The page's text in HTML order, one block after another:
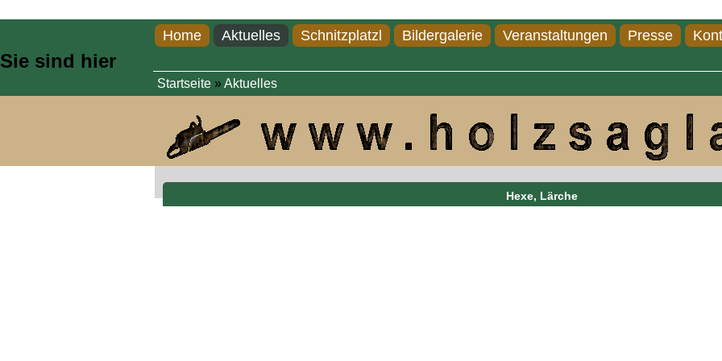
Home Aktuelles Schnitzplatzl Bildergalerie Veranstaltungen Presse
Sie sind hier
Startseite» Aktuelles
Hexe, Lärche